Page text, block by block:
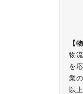
【
物
を
業
以